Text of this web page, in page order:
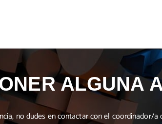
ALGUNA
no dudes en contactar con el coordinador/